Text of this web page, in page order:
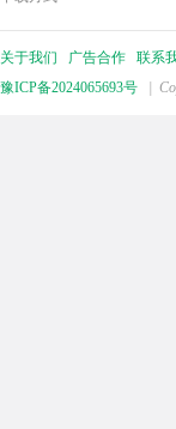
关于我们 广告合作 联系
豫ICP备2024065693号
|